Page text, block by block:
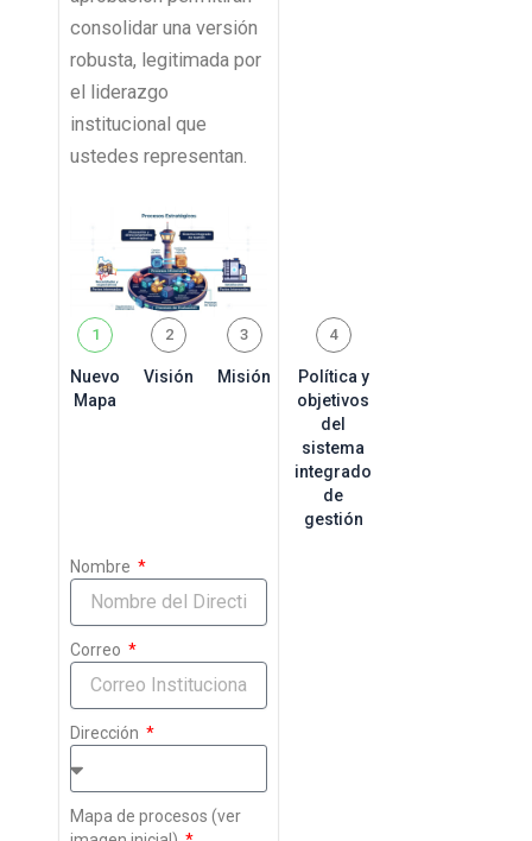
consolidar una versión
robusta, legitimada por
el liderazgo
institucional que
ustedes representan.
1
Nuevo
Mapa
2
Visión
3
Misión
4
Política y
objetivos
del
sistema
integrado
de
gestión
Nombre
Correo
Dirección
Mapa de procesos (ver